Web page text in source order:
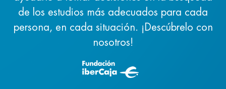
de los estudios más adecuados para cada
persona, en cada situación. ¡Descúbrelo con
nosotros!